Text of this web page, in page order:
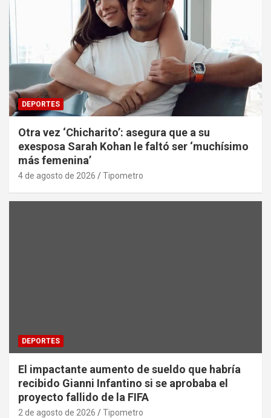
DEPORTES
Otra vez ‘Chicharito’: asegura que a su
exesposa Sarah Kohan le faltó ser ‘muchísimo
más femenina’
4 de agosto de 2026 Tipometro
DEPORTES
El impactante aumento de sueldo que habría
recibido Gianni Infantino si se aprobaba el
proyecto fallido de la FIFA
2 de agosto de 2026 Tipometro